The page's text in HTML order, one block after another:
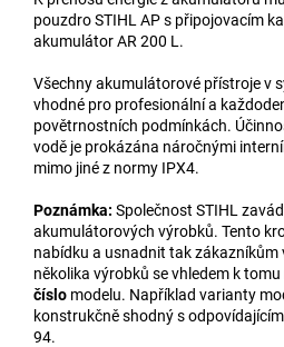
pouzdro STIHL AP s připojovacím
akumulátor AR 200 L.
Všechny akumulátorové přístroje v
vhodné pro profesionální a
povětrnostních podmínkách.
vodě je prokázána náročnými
mimo jiné z normy IPX4.
Poznámka: Společnost STIHL
akumulátorových výrobků. Tento
nabídku a usnadnit tak zákazníkům
několika výrobků se vhledem k tomu
číslo modelu. Například varianty
konstrukčně shodný s
94.